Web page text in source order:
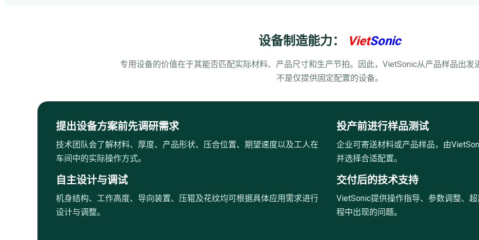
设备制造能力： VietSonic
专用设备的价值在于其能否匹配实际材料、产品尺寸和生产节拍。因此，VietSonic从产品样品出发
不是仅提供固定配置的设备。
提出设备方案前先调研需求
技术团队会了解材料、厚度、产品形状、压合位置、期望速度以及工人在
车间中的实际操作方式。
自主设计与调试
机身结构、工作高度、导向装置、压辊及花纹均可根据具体应用需求进行
设计与调整。
投产前进行样品测试
企业可寄送材料或产品样品，由
并选择合适配置。
交付后的技术支持
VietSonic提供操作指导、参数调整、
程中出现的问题。